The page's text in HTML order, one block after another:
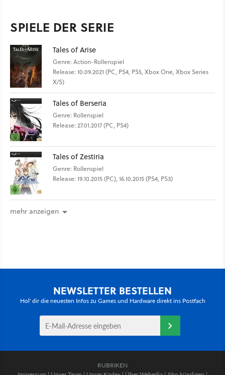
SPIELE DER SERIE
Tales of Arise
Genre: Action-Rollenspiel
Release: 10.09.2021 (PC, PS4, PS5, Xbox One, Xbox Series
X/S)
Tales of Berseria
Genre: Rollenspiel
Release: 27.01.2017 (PC, PS4)
Tales of Zestiria
Genre: Rollenspiel
Release: 19.10.2015 (PC), 16.10.2015 (PS4, PS3)
mehr anzeigen
NEWSLETTER BESTELLEN
Hol' dir die neuesten Infos zu Games und Hardware direkt ins Postfach
RUBRIKEN